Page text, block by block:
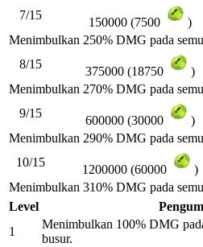
7/15
150000 (7500 )
Menimbulkan 250% DMG pada
8/15
375000 (18750 )
Menimbulkan 270% DMG pada
9/15
600000 (30000 )
Menimbulkan 290% DMG pada
10/15
1200000 (60000 )
Menimbulkan 310% DMG pada
Level
1
Menimbulkan 100% DMG
busur.